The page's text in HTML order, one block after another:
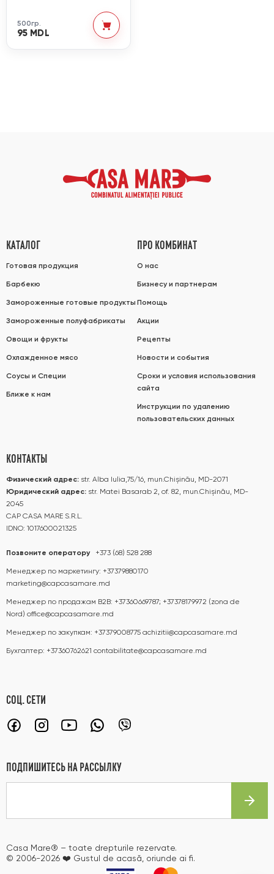
500гр.
95 MDL
КАТАЛОГ
Готовая продукция
Барбекю
Замороженные готовые продукты
Замороженные полуфабрикаты
Овощи и фрукты
Охлажденное мясо
Соусы и Специи
Ближе к нам
ПРО КОМБИНАТ
О нас
Бизнесу и партнерам
Помощь
Акции
Рецепты
Новости и события
Сроки и условия использования
сайта
Инструкции по удалению
пользовательских данных
КОНТАКТЫ
Физический адрес: str. Alba Iulia,75/16, mun.Chișinău, MD-2071
Юридический адрес: str. Matei Basarab 2, of. 82, mun.Chișinău, MD-
2045
CAP CASA MARE S.R.L.
IDNO: 1017600021325
Позвоните оператору +373 (68) 528 288
Менеджер по маркетингу: +37379880170
marketing@capcasamare.md
Менеджер по продажам B2B: +37360669787; +37378179972 (zona de
Nord) office@capcasamare.md
Менеджер по закупкам: +37379008775 achizitii@capcasamare.md
Бухгалтер: +37360762621 contabilitate@capcasamare.md
СОЦ. СЕТИ
ПОДПИШИТЕСЬ НА РАССЫЛКУ
Casa Mare® – toate drepturile rezervate.
© 2006-2026 ❤️ Gustul de acasă, oriunde ai fi.